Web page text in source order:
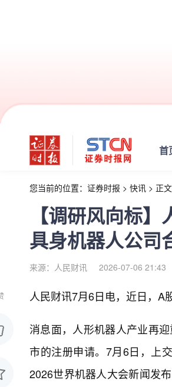
首
您当前的位置： 证券时报 > 快讯 > 正文
【调研风向标
具身机器人公司
来源：人民财讯 2026-07-06 21:43
人民财讯7月6日电， 近日，A
消息面，人形机器人产业再
市的注册申请。7月6日，上
2026世界机器人大会新闻发